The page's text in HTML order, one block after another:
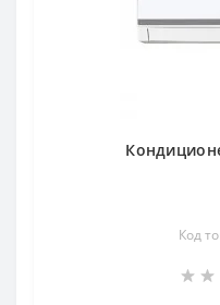
Код